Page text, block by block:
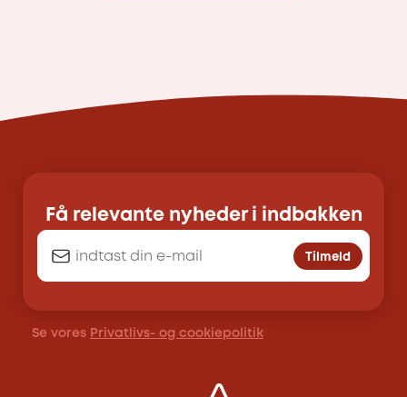
Få relevante nyheder i indbakken
Tilmeld
Se vores Privatlivs- og cookiepolitik